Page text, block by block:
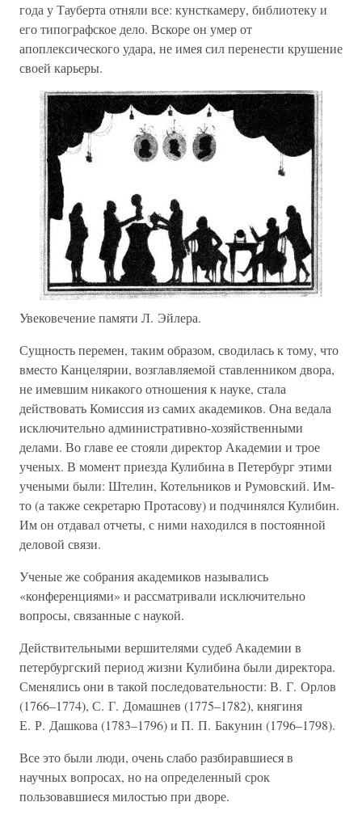
года у Тауберта отняли все: кунсткамеру, библиотеку и
его типографское дело. Вскоре он умер от
апоплексического удара, не имея сил перенести крушение
своей карьеры.
Увековечение памяти Л. Эйлера.
Сущность перемен, таким образом, сводилась к тому, что
вместо Канцелярии, возглавляемой ставленником двора,
не имевшим никакого отношения к науке, стала
действовать Комиссия из самих академиков. Она ведала
исключительно административно-хозяйственными
делами. Во главе ее стояли директор Академии и трое
ученых. В момент приезда Кулибина в Петербург этими
учеными были: Штелин, Котельников и Румовский. Им-
то (а также секретарю Протасову) и подчинялся Кулибин.
Им он отдавал отчеты, с ними находился в постоянной
деловой связи.
Ученые же собрания академиков назывались
«конференциями» и рассматривали исключительно
вопросы, связанные с наукой.
Действительными вершителями судеб Академии в
петербургский период жизни Кулибина были директора.
Сменялись они в такой последовательности: В. Г. Орлов
(1766–1774), С. Г. Домашнев (1775–1782), княгиня
Е. Р. Дашкова (1783–1796) и П. П. Бакунин (1796–1798).
Все это были люди, очень слабо разбиравшиеся в
научных вопросах, но на определенный срок
пользовавшиеся милостью при дворе.